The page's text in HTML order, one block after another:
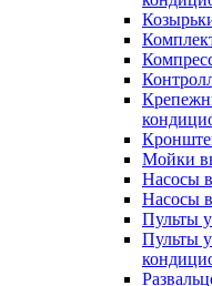
Мойки
Насосы
Насосы
Пульты
Пульты